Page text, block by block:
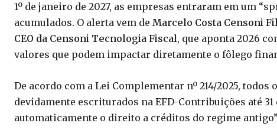
1º de janeiro de 2027, as empresas entraram em um
acumulados. O alerta vem de Marcelo Costa Censoni
CEO da Censoni Tecnologia Fiscal, que aponta 2026
valores que podem impactar diretamente o fôlego
De acordo com a Lei Complementar nº 214/2025,
devidamente escriturados na EFD-Contribuições até
automaticamente o direito a créditos do regime